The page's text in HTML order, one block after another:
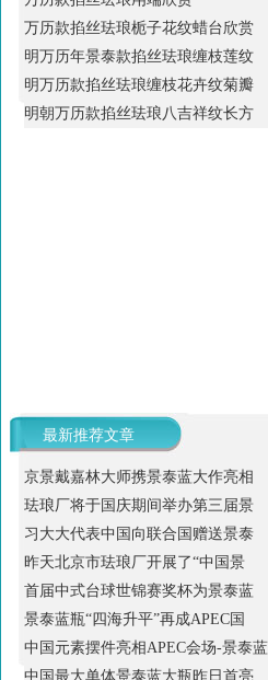
万历款掐丝珐琅栀子花纹蜡台欣赏
明万历年景泰款掐丝珐琅缠枝莲纹
明万历款掐丝珐琅缠枝花卉纹菊瓣
明朝万历款掐丝珐琅八吉祥纹长方
最新推荐文章
京景戴嘉林大师携景泰蓝大作亮相
珐琅厂将于国庆期间举办第三届景
习大大代表中国向联合国赠送景泰
昨天北京市珐琅厂开展了“中国景
首届中式台球世锦赛奖杯为景泰蓝
景泰蓝瓶“四海升平”再成APEC国
中国元素摆件亮相APEC会场-景泰蓝
中国最大单体景泰蓝大瓶昨日首亮